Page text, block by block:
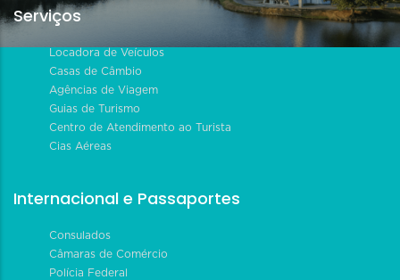
Serviços
Locadora de Veículos
Casas de Câmbio
Agências de Viagem
Guias de Turismo
Centro de Atendimento ao Turista
Cias Aéreas
Internacional e Passaportes
Consulados
Câmaras de Comércio
Polícia Federal